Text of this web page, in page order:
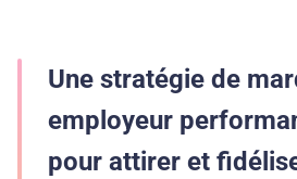
Une stratégie de
employeur
pour attirer et